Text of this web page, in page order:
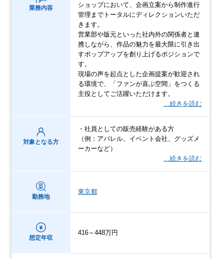
業務内容
ショップにおいて、企画立案から制作進行
管理までトータルにディレクションいただ
きます。
営業部や版元といった社内外の関係者と連
携しながら、作品の魅力を最大限に引き出
すポップアップを創り上げるポジションで
す。
現場の声を起点とした企画提案が歓迎され
る環境で、「ファンが喜ぶ空間」をつくる
主役としてご活躍いただけます。
…続きを読む
対象となる方
・社員としての販売経験がある方
（例：アパレル、イベント会社、グッズメ
ーカーなど）
…続きを読む
勤務地
東京都
想定年収
416～448万円